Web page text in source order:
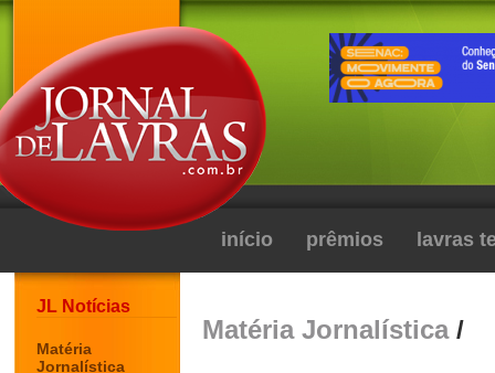
início prêmios lavras
JL Notícias
Matéria
Jornalística
Matéria Jornalística/